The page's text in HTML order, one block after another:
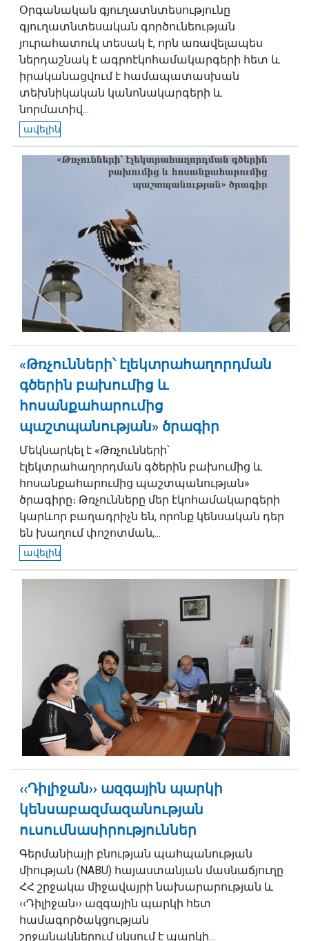
Օրգանական գյուղատնտեսությունը
գյուղատնտեսական գործունեության
յուրահատուկ տեսակ է, որն առավելապես
ներդաշնակ է ագրոէկոհամակարգերի հետ և
իրականացվում է համապատասխան
տեխնիկական կանոնակարգերի և
նորմատիվ...
ավելին
«Թռչունների՝ էլեկտրահաղորդման
գծերին բախումից և
հոսանքահարումից
պաշտպանության» ծրագիր
Մեկնարկել է «Թռչունների՝
էլեկտրահաղորդման գծերին բախումից և
հոսանքահարումից պաշտպանության»
ծրագիրը։ Թռչունները մեր էկոհամակարգերի
կարևոր բաղադրիչն են, որոնք կենսական դեր
են խաղում փոշոտման,...
ավելին
‹‹Դիլիջան›› ազգային պարկի
կենսաբազմազանության
ուսումնասիրություններ
Գերմանիայի բնության պահպանության
միության (NABU) հայաստանյան մասնաճյուղը
ՀՀ շրջակա միջավայրի նախարարության և
‹‹Դիլիջան›› ազգային պարկի հետ
համագործակցության
շրջանակներում սկսում է պարկի...